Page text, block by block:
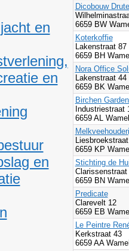
en
en
en
Dicobouw
6659 BW
Koterkoffie
Lakenstraat 87
6659 BH
Nora Office
Lakenstraat 44
6659 BK
Birchen
Industriestraat
6659 AL
6659 KP
Stichting de
6659 BN
Predicate
Clarevelt 12
6659 EB
Le Peintre
Kerkstraat 43
6659 AA